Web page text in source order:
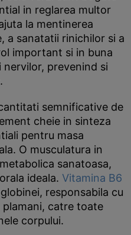
in reglarea multor
la mentinerea
a sanatatii rinichilor si a
important si in buna
prevenind si
semnificative de
cheie in sinteza
pentru masa
O musculatura in
sanatoasa,
ideala. Vitamina B6
responsabila cu
catre toate
corpului.